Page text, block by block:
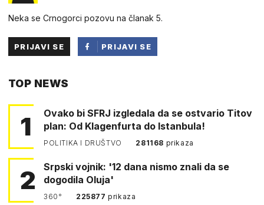
Neka se Crnogorci pozovu na članak 5.
PRIJAVI SE
PRIJAVI SE
TOP NEWS
1
Ovako bi SFRJ izgledala da se ostvario Titov
plan: Od Klagenfurta do Istanbula!
POLITIKA I DRUŠTVO 281168 prikaza
2
Srpski vojnik: '12 dana nismo znali da se
dogodila Oluja'
360° 225877prikaza